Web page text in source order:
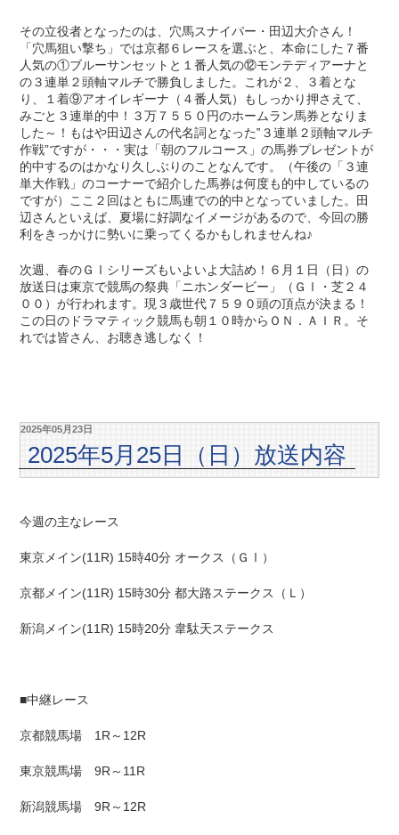
その立役者となったのは、穴馬スナイパー・田辺大介さん！
「穴馬狙い撃ち」では京都６レースを選ぶと、本命にした７番
人気の①ブルーサンセットと１番人気の⑫モンテディアーナと
の３連単２頭軸マルチで勝負しました。これが２、３着とな
り、１着⑨アオイレギーナ（４番人気）もしっかり押さえて、
みごと３連単的中！３万７５５０円のホームラン馬券となりま
した～！もはや田辺さんの代名詞となった‟３連単２頭軸マルチ
作戦”ですが・・・実は「朝のフルコース」の馬券プレゼントが
的中するのはかなり久しぶりのことなんです。（午後の「３連
単大作戦」のコーナーで紹介した馬券は何度も的中しているの
ですが）ここ２回はともに馬連での的中となっていました。田
辺さんといえば、夏場に好調なイメージがあるので、今回の勝
利をきっかけに勢いに乗ってくるかもしれませんね♪
次週、春のＧⅠシリーズもいよいよ大詰め！６月１日（日）の
放送日は東京で競馬の祭典「ニホンダービー」（ＧⅠ・芝２４
００）が行われます。現３歳世代７５９０頭の頂点が決まる！
この日のドラマティック競馬も朝１０時からＯＮ．ＡＩＲ。そ
れでは皆さん、お聴き逃しなく！
2025年05月23日
2025年5月25日（日）放送内容
今週の主なレース
東京メイン(11R) 15時40分 オークス（ＧⅠ）
京都メイン(11R) 15時30分 都大路ステークス（Ｌ）
新潟メイン(11R) 15時20分 韋駄天ステークス
■中継レース
京都競馬場 1R～12R
東京競馬場 9R～11R
新潟競馬場 9R～12R